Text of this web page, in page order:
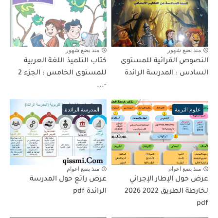
منذ بضع شهور
النصوص القرائية للمستوى
السادس : المدرسة الرائدة
منذ بضع شهور
كتاب التلميذ اللغة العربية
للمستوى الخامس : الجزء 2
-...
علوم التربية
منذ بضع اعوام
عرض حول الإطار الإجرائي
لخارطة الطريق 2022 2026
pdf
المدرسة الرائدة
منذ بضع اعوام
عرض رائع حول المدرسة
الرائدة pdf